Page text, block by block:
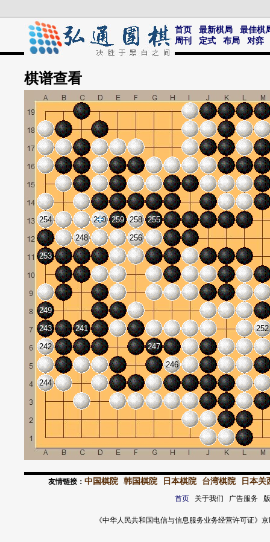
首页 最新棋局
最佳棋
周刊
定式 布局 对弈
棋谱查看
241
242
243
244
246
247
248
249
252
253
254
255
256
258
259
260
友情链接： 中国棋院 韩国棋院 日本棋院 台湾棋院 日本关
首页关于我们 广告服务
《中华人民共和国电信与信息服务业务经营许可证